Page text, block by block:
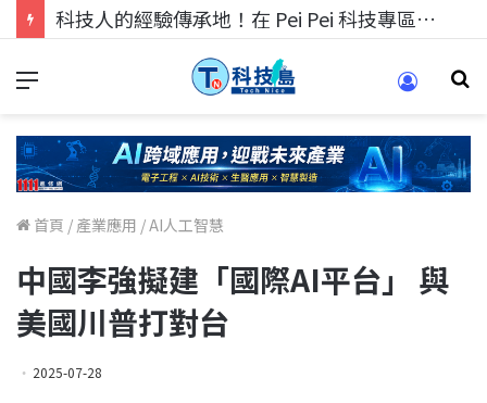
科技人的經驗傳承地！在 Pei Pei 科技專區，與學弟妹交流最硬核的技術
首頁 / 產業應用 /AI人工智慧
中國李強擬建「國際AI平台」 與
美國川普打對台
2025-07-28